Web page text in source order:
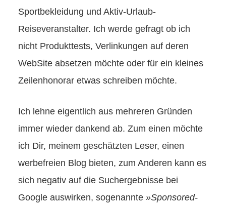
Sportbekleidung und Aktiv-Urlaub-
Reiseveranstalter. Ich werde gefragt ob ich
nicht Produkttests, Verlinkungen auf deren
WebSite absetzen möchte oder für ein kleines
Zeilenhonorar etwas schreiben möchte.
Ich lehne eigentlich aus mehreren Gründen
immer wieder dankend ab. Zum einen möchte
ich Dir, meinem geschätzten Leser, einen
werbefreien Blog bieten, zum Anderen kann es
sich negativ auf die Suchergebnisse bei
Google auswirken, sogenannte »Sponsored-